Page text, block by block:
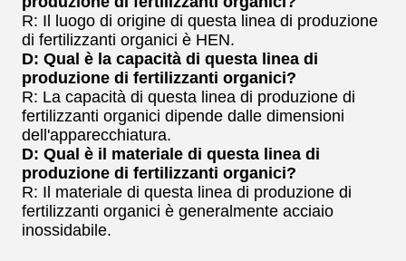
R: Il luogo di origine di questa linea di produzione
di fertilizzanti organici è HEN.
D: Qual è la capacità di questa linea di
produzione di fertilizzanti organici?
R: La capacità di questa linea di produzione di
fertilizzanti organici dipende dalle dimensioni
dell'apparecchiatura.
D: Qual è il materiale di questa linea di
produzione di fertilizzanti organici?
R: Il materiale di questa linea di produzione di
fertilizzanti organici è generalmente acciaio
inossidabile.